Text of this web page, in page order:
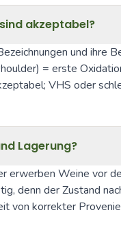
akzeptabel?
und ihre
= erste
VHS oder
Lagerung?
erwerben Weine vor
denn der Zustand
von korrekter